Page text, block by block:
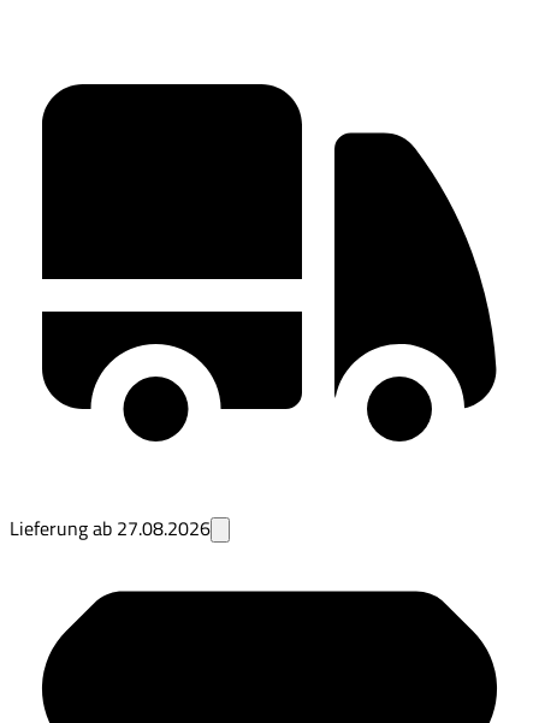
Lieferung ab 27.08.2026